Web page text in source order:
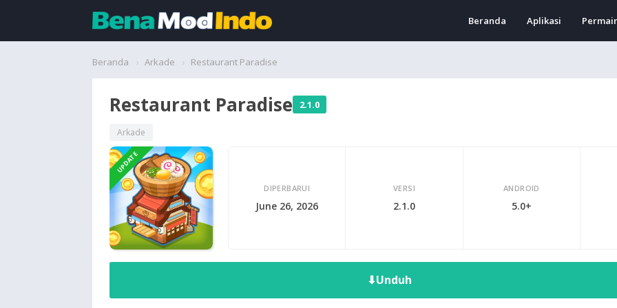
Beranda Aplikasi
Beranda Arkade Restaurant Paradise
Restaurant Paradise 2.1.0
Arkade
UPDATE
DIPERBARUI
June 26, 2026
VERSI
2.1.0
ANDROID
5.0+
⬇Unduh